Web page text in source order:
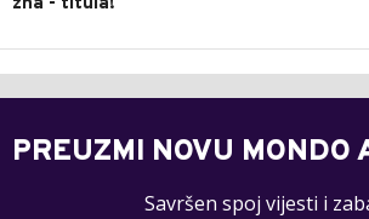
PREUZMI NOVU MONDO
Savršen spoj vijesti i